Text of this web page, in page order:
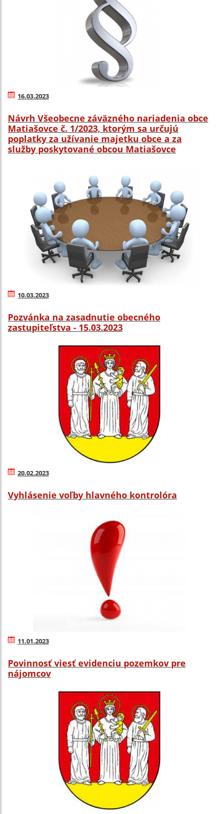
16.03.2023
Návrh Všeobecne záväzného nariadenia obce
Matiašovce č. 1/2023, ktorým sa určujú
poplatky za užívanie majetku obce a za
služby poskytované obcou Matiašovce
10.03.2023
Pozvánka na zasadnutie obecného
zastupiteľstva - 15.03.2023
20.02.2023
Vyhlásenie voľby hlavného kontrolóra
11.01.2023
Povinnosť viesť evidenciu pozemkov pre
nájomcov